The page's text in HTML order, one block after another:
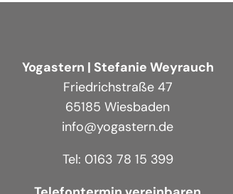
Yogastern | Stefanie Weyrauch
Friedrichstraße 47
65185 Wiesbaden
info@yogastern.de
Tel: 0163 78 15 399